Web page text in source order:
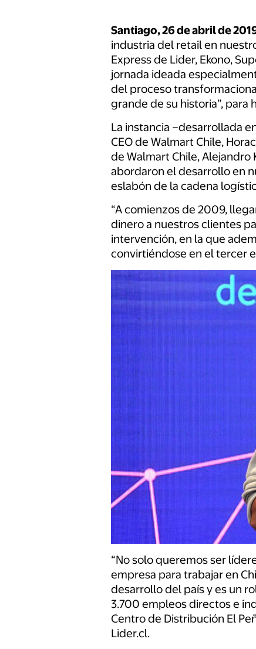
Santiago, 26 de abril de
industria del retail en
Express de Lider, Ekono,
jornada ideada
del proceso
grande de su historia”,
La instancia –desarrollada
CEO de Walmart Chile,
de Walmart Chile, Alejandro
abordaron el desarrollo en
eslabón de la cadena
“A comienzos de 2009,
dinero a nuestros clientes
intervención, en la que
convirtiéndose en el tercer
“No solo queremos ser
empresa para trabajar en
desarrollo del país y es un
3.700 empleos directos e
Centro de Distribución El
Lider.cl.